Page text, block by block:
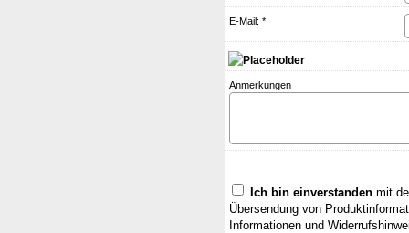
E-Mail: *
Anmerkungen
Ich bin einverstanden mit
Übersendung von
Informationen und